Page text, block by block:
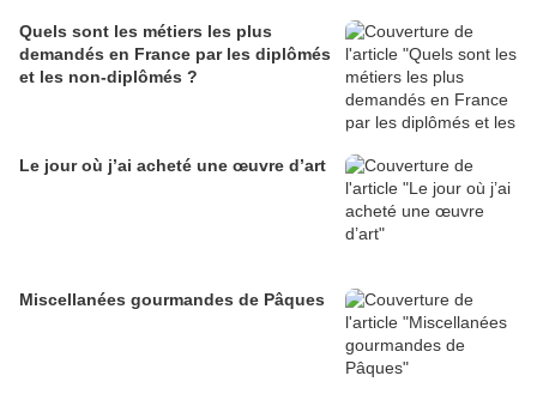
Quels sont les métiers les plus
demandés en France par les diplômés
et les non-diplômés ?
Le jour où j’ai acheté une œuvre d’art
Miscellanées gourmandes de Pâques